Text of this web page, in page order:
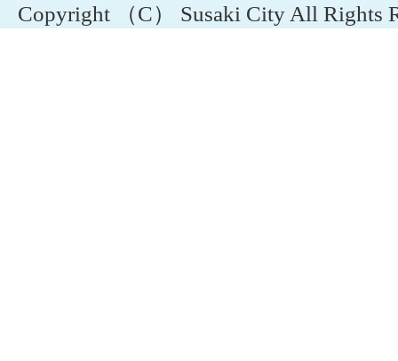
Copyright （C） Susaki City All Rights